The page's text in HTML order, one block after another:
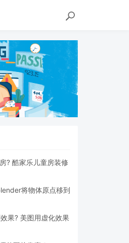
? 酷家乐儿童房装修
将物体原点移到
果? 美图用虚化效果